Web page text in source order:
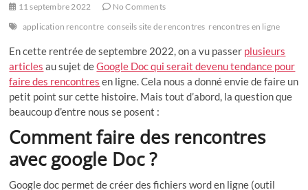
11 septembre 2022
No Comments
application rencontre conseils site de rencontres rencontres en ligne
En cette rentrée de septembre 2022, on a vu passer plusieurs
articles au sujet deGoogle Doc qui serait devenu tendance pour
faire des rencontres en ligne. Cela nous a donné envie de faire un
petit point sur cette histoire. Mais tout d’abord, la question que
beaucoup d’entre nous se posent :
Comment faire des rencontres
avec google Doc ?
Google doc permet de créer des fichiers word en ligne (outil